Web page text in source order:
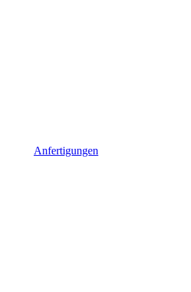
Anfertigungen